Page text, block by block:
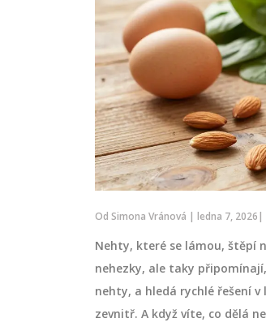
Od Simona Vránová | ledna 7, 2026|
Nehty, které se lámou, štěpí
nehezky, ale taky
nehty, a hledá rychlé řešení
zevnitř. A když víte, co dělá